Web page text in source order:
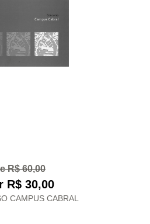
R$ 60,00
R$ 30,00
CAMPUS CABRAL